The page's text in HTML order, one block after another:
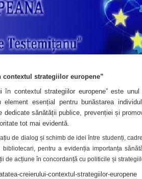
contextul strategiilor europene”
în contextul strategiilor europene” este
esențial pentru bunăstarea
sănătății publice, prevenției și
tot mai evidentă.
de dialog și schimb de idei între studenți,
pentru a evidenția importanța
de acțiune în concordanță cu politicile și
creierului-contextul-strategiilor-europene